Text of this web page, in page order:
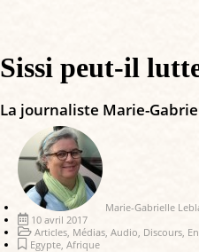
Sissi peut-il
La journaliste Marie-
Marie-Gabrielle
10 avril 2017
Articles Médias Audio Discours
Egypte Afrique